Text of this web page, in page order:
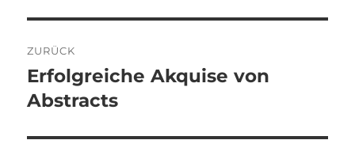
ZURÜCK
Vorheriger
Beitrag:
Erfolgreiche Akquise von
Abstracts